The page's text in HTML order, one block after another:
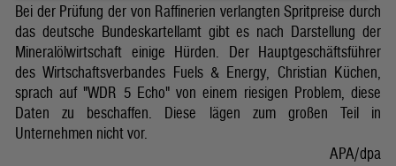
Bei der Prüfung der von Raffinerien verlangten Spritpreise durch
das deutsche Bundeskartellamt gibt es nach Darstellung der
Mineralölwirtschaft einige Hürden. Der Hauptgeschäftsführer
des Wirtschaftsverbandes Fuels & Energy, Christian Küchen,
sprach auf "WDR 5 Echo" von einem riesigen Problem, diese
Daten zu beschaffen. Diese lägen zum großen Teil in
Unternehmen nicht vor.
APA/dpa